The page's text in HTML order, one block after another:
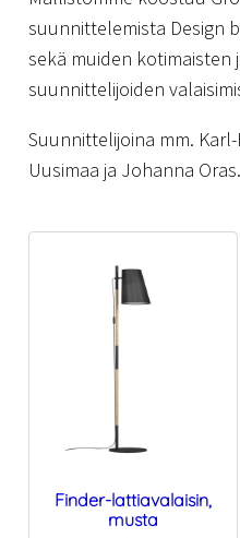
suunnittelemista Design
sekä muiden kotimaisten
suunnittelijoiden
Suunnittelijoina mm.
Uusimaa ja Johanna Oras.
Finder-lattiavalaisin,
musta